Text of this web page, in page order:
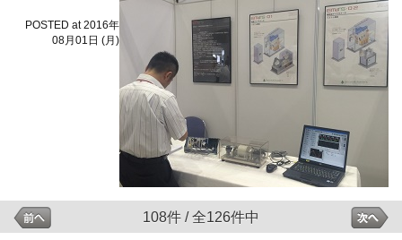
POSTED at 2016年
08月01日 (月)
108件 / 全126件中